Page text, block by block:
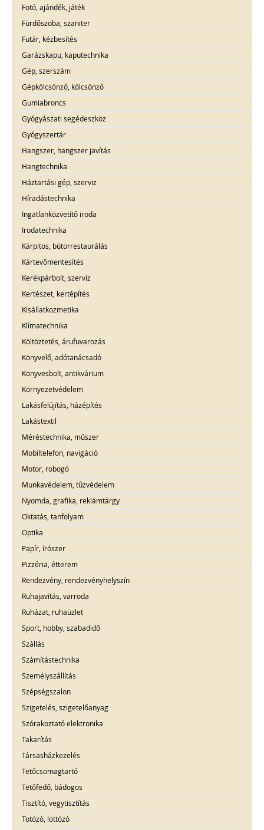
Fotó, ajándék, játék
Fürdőszoba, szaniter
Futár, kézbesítés
Garázskapu, kaputechnika
Gép, szerszám
Gépkölcsönző, kölcsönző
Gumiabroncs
Gyógyászati segédeszköz
Gyógyszertár
Hangszer, hangszer javítás
Hangtechnika
Háztartási gép, szerviz
Híradástechnika
Ingatlanközvetítő iroda
Irodatechnika
Kárpitos, bútorrestaurálás
Kártevőmentesítés
Kerékpárbolt, szerviz
Kertészet, kertépítés
Kisállatkozmetika
Klímatechnika
Költöztetés, árufuvarozás
Könyvelő, adótanácsadó
Könyvesbolt, antikvárium
Környezetvédelem
Lakásfelújítás, házépítés
Lakástextil
Méréstechnika, műszer
Mobiltelefon, navigáció
Motor, robogó
Munkavédelem, tűzvédelem
Nyomda, grafika, reklámtárgy
Oktatás, tanfolyam
Optika
Papír, írószer
Pizzéria, étterem
Rendezvény, rendezvényhelyszín
Ruhajavítás, varroda
Ruházat, ruhaüzlet
Sport, hobby, szabadidő
Szállás
Számítástechnika
Személyszállítás
Szépségszalon
Szigetelés, szigetelőanyag
Szórakoztató elektronika
Takarítás
Társasházkezelés
Tetőcsomagtartó
Tetőfedő, bádogos
Tisztító, vegytisztítás
Totózó, lottózó